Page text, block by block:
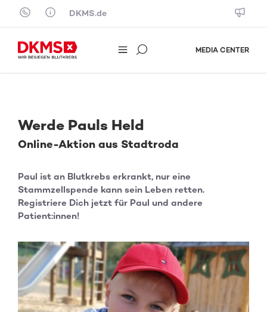
Skip to content
DKMS.de
MEDIA CENTER
Werde Pauls Held
Online-Aktion aus Stadtroda
Paul ist an Blutkrebs erkrankt, nur eine
Stammzellspende kann sein Leben retten.
Registriere Dich jetzt für Paul und andere
Patient:innen!